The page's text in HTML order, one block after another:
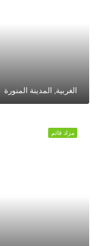
الغربية, المدينة المنورة
مزاد قائم